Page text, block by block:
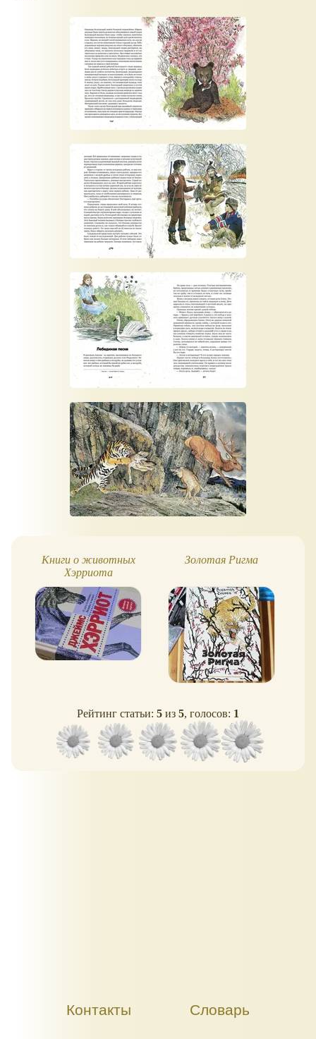
Книги о животных
Хэрриота
Золотая Ригма
Рейтинг статьи: 5 из 5, голосов: 1
Контакты Словарь